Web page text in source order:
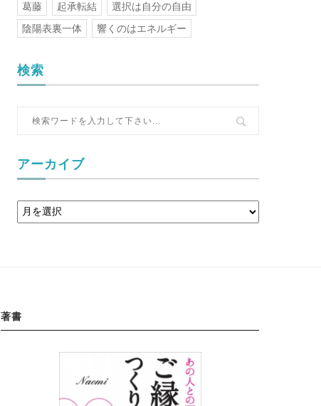
葛藤
起承転結
選択は自分の自由
陰陽表裏一体
響くのはエネルギー
検索
アーカイブ
著書